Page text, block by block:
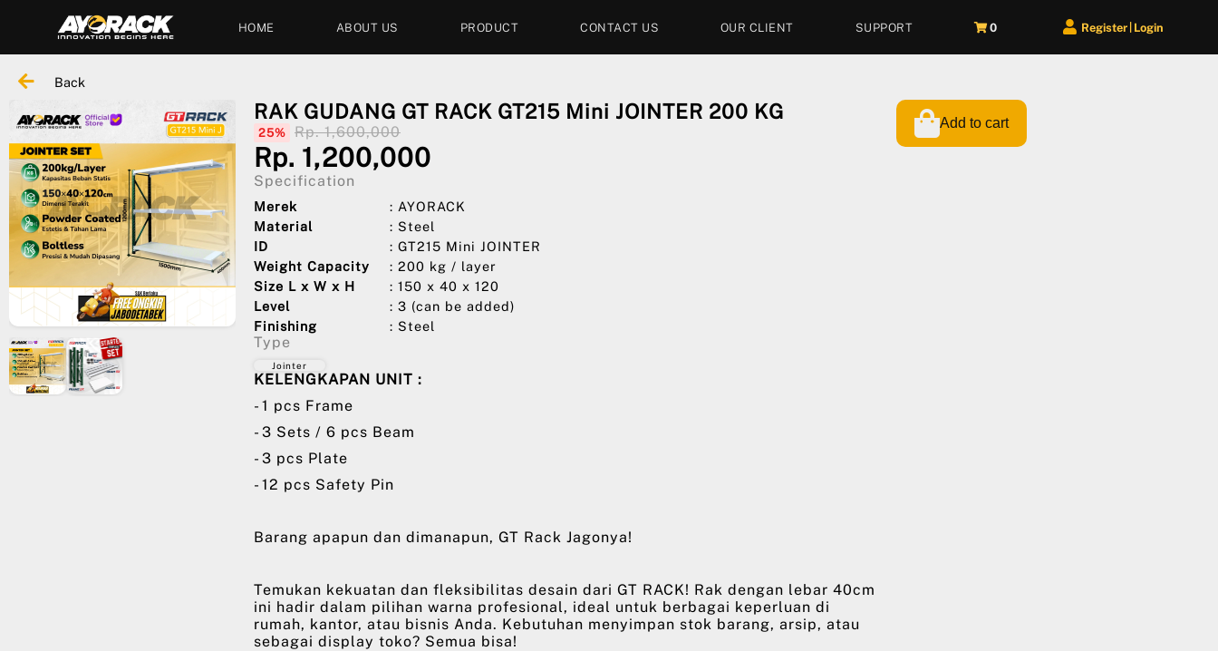
HOME ABOUT US PRODUCT CONTACT US OUR CLIENT SUPPORT 0 Register Login
Back
RAK GUDANG GT RACK GT215 Mini JOINTER 200 KG
25% Rp. 1,600,000
Rp. 1,200,000
Specification
Merek
: AYORACK
Material
: Steel
ID
: GT215 Mini JOINTER
Weight Capacity
: 200 kg / layer
Size L x W x H
: 150 x 40 x 120
Level
: 3 (can be added)
Finishing
: Steel
Type
Jointer
KELENGKAPAN UNIT :
- 1 pcs Frame
- 3 Sets / 6 pcs Beam
- 3 pcs Plate
- 12 pcs Safety Pin
Barang apapun dan dimanapun, GT Rack Jagonya!
Temukan kekuatan dan fleksibilitas desain dari GT RACK! Rak dengan lebar 40cm
ini hadir dalam pilihan warna profesional, ideal untuk berbagai keperluan di
rumah, kantor, atau bisnis Anda. Kebutuhan menyimpan stok barang, arsip, atau
sebagai display toko? Semua bisa!
Add to cart